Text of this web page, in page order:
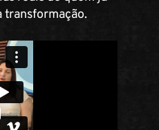
transformação.